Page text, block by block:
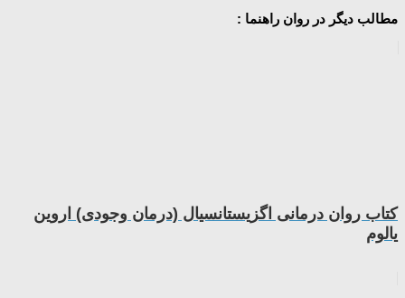
مطالب دیگر در روان راهنما :
کتاب روان درمانی اگزیستانسیال (درمان وجودی) اروین
یالوم